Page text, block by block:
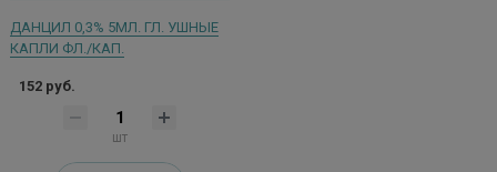
ДАНЦИЛ 0,3% 5МЛ. ГЛ. УШНЫЕ
КАПЛИ ФЛ./КАП.
152 руб.
шт